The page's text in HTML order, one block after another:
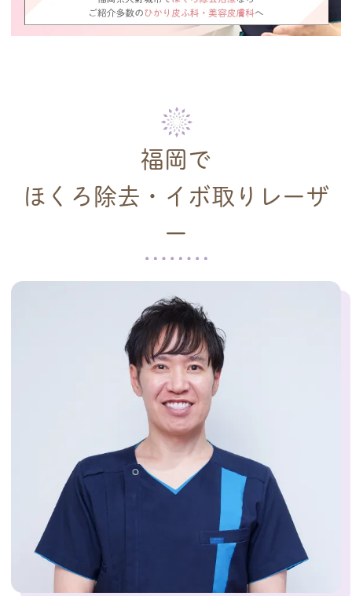
福岡で
ほくろ除去・イボ取りレーザ
ー